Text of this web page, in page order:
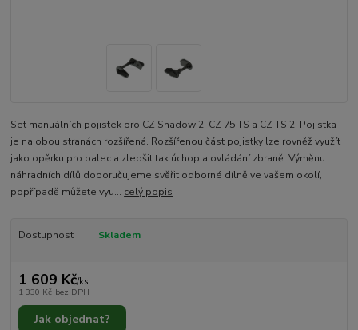
Set manuálních pojistek pro CZ Shadow 2, CZ 75 TS a CZ TS 2. Pojistka
je na obou stranách rozšířená. Rozšířenou část pojistky lze rovněž využít i
jako opěrku pro palec a zlepšit tak úchop a ovládání zbraně. Výměnu
náhradních dílů doporučujeme svěřit odborné dílně ve vašem okolí,
popřípadě můžete vyu... celý popis
Dostupnost Skladem
1 609 Kč/ks
1 330 Kč bez DPH
Jak objednat?